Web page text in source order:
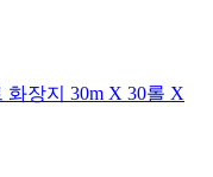
장지 30m X 30롤 X